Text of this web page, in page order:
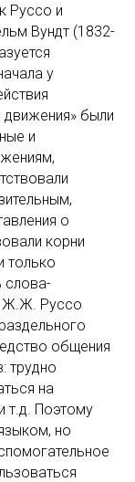
Руссо и
Вундт (1832-
у
движения» были
и
о
корни
только
слова-
Ж.Ж. Руссо
общения
трудно
на
т.д. Поэтому
но